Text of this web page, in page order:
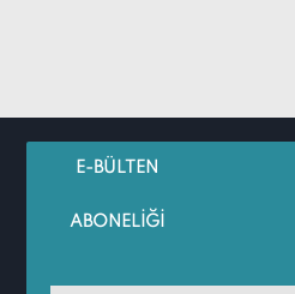
E-BÜLTEN
ABONELİĞİ